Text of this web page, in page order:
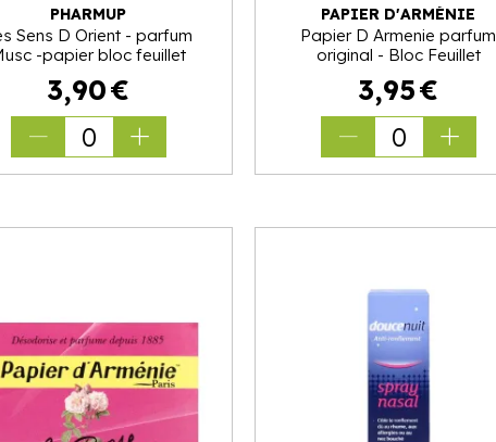
PHARMUP
Sens D Orient - parfum
-papier bloc feuillet
3,90€
0
PAPIER D'ARMÉNIE
Papier D Armenie parfum
original - Bloc Feuillet
3,95€
0